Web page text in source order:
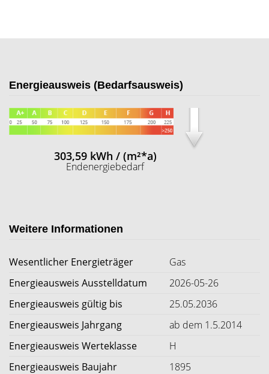
Energieausweis (Bedarfsausweis)
303,59 kWh / (m²*a)
Endenergiebedarf
Weitere Informationen
Wesentlicher Energieträger
Gas
Energieausweis Ausstelldatum
2026-05-26
Energieausweis gültig bis
25.05.2036
Energieausweis Jahrgang
ab dem 1.5.2014
Energieausweis Werteklasse
H
Energieausweis Baujahr
1895